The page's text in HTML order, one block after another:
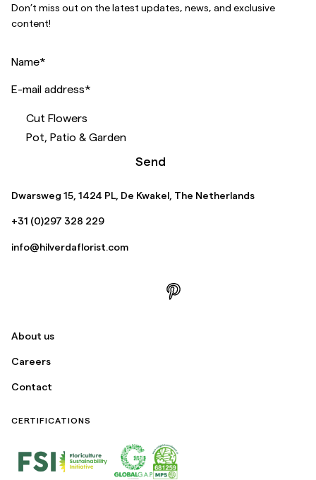
Don’t miss out on the latest updates, news, and exclusive
content!
Name*
E-mail address*
Cut Flowers
Pot, Patio & Garden
Send
Dwarsweg 15, 1424 PL, De Kwakel, The Netherlands
+31 (0)297 328 229
info@hilverdaflorist.com
About us
Careers
Contact
CERTIFICATIONS